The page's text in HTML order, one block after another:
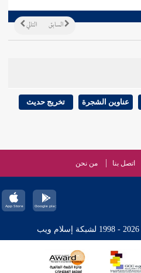
التالي السابق
عناوين الشجرة تخريج حديث
اتصل بنا من نحن